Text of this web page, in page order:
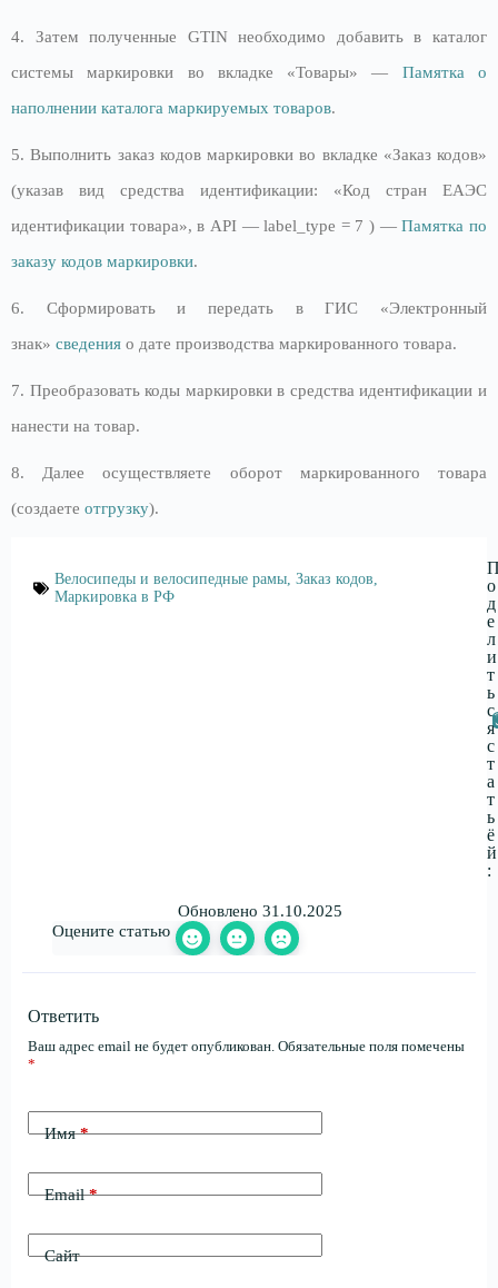
4. Затем полученные GTIN необходимо добавить в каталог
системы маркировки во вкладке «Товары» — Памятка о
наполнении каталога маркируемых товаров.
5. Выполнить заказ кодов маркировки во вкладке «Заказ кодов»
(указав вид средства идентификации: «Код стран ЕАЭС
идентификации товара», в API — label_type = 7 ) —Памятка по
заказу кодов маркировки.
6. Сформировать и передать в ГИС «Электронный
знак» сведения о дате производства маркированного товара.
7. Преобразовать коды маркировки в средства идентификации и
нанести на товар.
8. Далее осуществляете оборот маркированного товара
(создаете отгрузку).
Велосипеды и велосипедные рамы, Заказ кодов,
Маркировка в РФ
о
д
е
л
и
т
ь
с
я
с
т
а
т
ь
ё
й
:
Обновлено 31.10.2025
Оцените статью
Ответить
Ваш адрес email не будет опубликован. Обязательные поля помечены
*
Имя*
Email*
Сайт